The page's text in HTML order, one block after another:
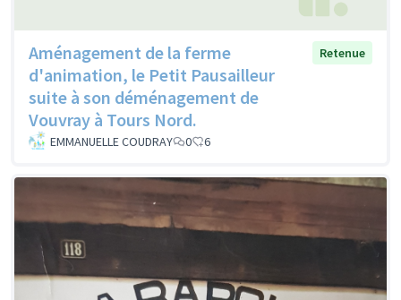
Aménagement de la ferme
d'animation, le Petit Pausailleur
suite à son déménagement de
Vouvray à Tours Nord.
Retenue
EMMANUELLE COUDRAY 0 6